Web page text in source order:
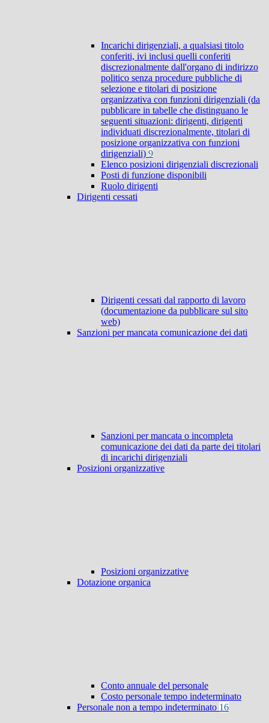
Incarichi dirigenziali, a qualsiasi titolo
conferiti, ivi inclusi quelli conferiti
discrezionalmente dall'organo di indirizzo
politico senza procedure pubbliche di
selezione e titolari di posizione
organizzativa con funzioni dirigenziali (da
pubblicare in tabelle che distinguano le
seguenti situazioni: dirigenti, dirigenti
individuati discrezionalmente, titolari di
posizione organizzativa con funzioni
dirigenziali) 9
Elenco posizioni dirigenziali discrezionali
Posti di funzione disponibili
Ruolo dirigenti
Dirigenti cessati
Dirigenti cessati dal rapporto di lavoro
(documentazione da pubblicare sul sito
web)
Sanzioni per mancata comunicazione dei dati
Sanzioni per mancata o incompleta
comunicazione dei dati da parte dei titolari
di incarichi dirigenziali
Posizioni organizzative
Posizioni organizzative
Dotazione organica
Conto annuale del personale
Costo personale tempo indeterminato
Personale non a tempo indeterminato 16